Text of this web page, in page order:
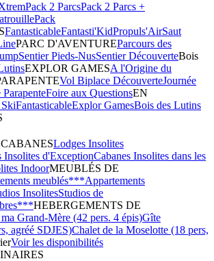
Pack 2 ParcsPack 2 Parcs +
Pack
FantasticableFantasti'KidPropuls'AirSaut
PARC D'AVENTUREParcours des
Sentier Pieds-NusSentier DécouverteBois
EXPLOR GAMESA l'Origine du
Vol Biplace DécouverteJournée
Foire aux QuestionsEN
FantasticableExplor GamesBois des Lutins
Lodges Insolites
Insolites d'ExceptionCabanes Insolites dans les
IndoorMEUBLÉS DE
meublés***Appartements
InsolitesStudios de
HEBERGEMENTS DE
Grand-Mère (42 pers. 4 épis)Gîte
agréé SDJES)Chalet de la Moselotte (18 pers,
Voir les disponibilités